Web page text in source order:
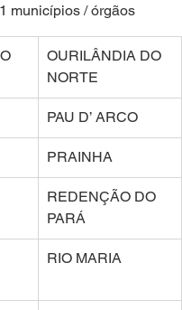
municípios / órgãos
OURILÂNDIA DO
NORTE
PAU D’ ARCO
PRAINHA
REDENÇÃO DO
PARÁ
RIO MARIA